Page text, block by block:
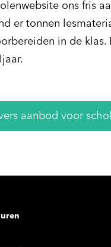
ons fris
er tonnen
in de klas.
aanbod voor